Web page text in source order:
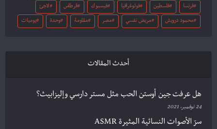
فرنسا فلسطين فوتوغرافيا فيسبوك قرطاس لاجئ
محمود درويش مريض نفسي مصر مقاومة وحدة يوميات
أحدث المقالات
هل عرفت جين أوستن الحب مثل مستر دارسي وإليزابيث؟
24 نوفمبر، 2021
سرّ الأصوات النسائية المثيرة ASMR